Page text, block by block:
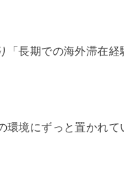
「長期での海外滞在経
環境にずっと置かれ